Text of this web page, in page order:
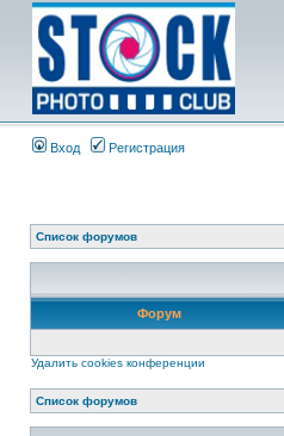
Вход Регистрация
Список форумов
Форум
Удалить cookies конференции
Список форумов